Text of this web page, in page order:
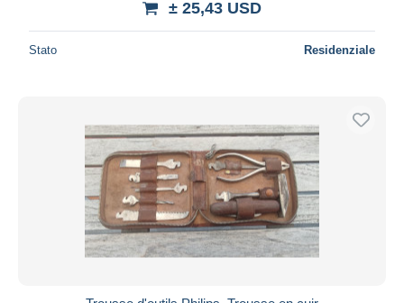
± 25,43 USD
Stato Residenziale